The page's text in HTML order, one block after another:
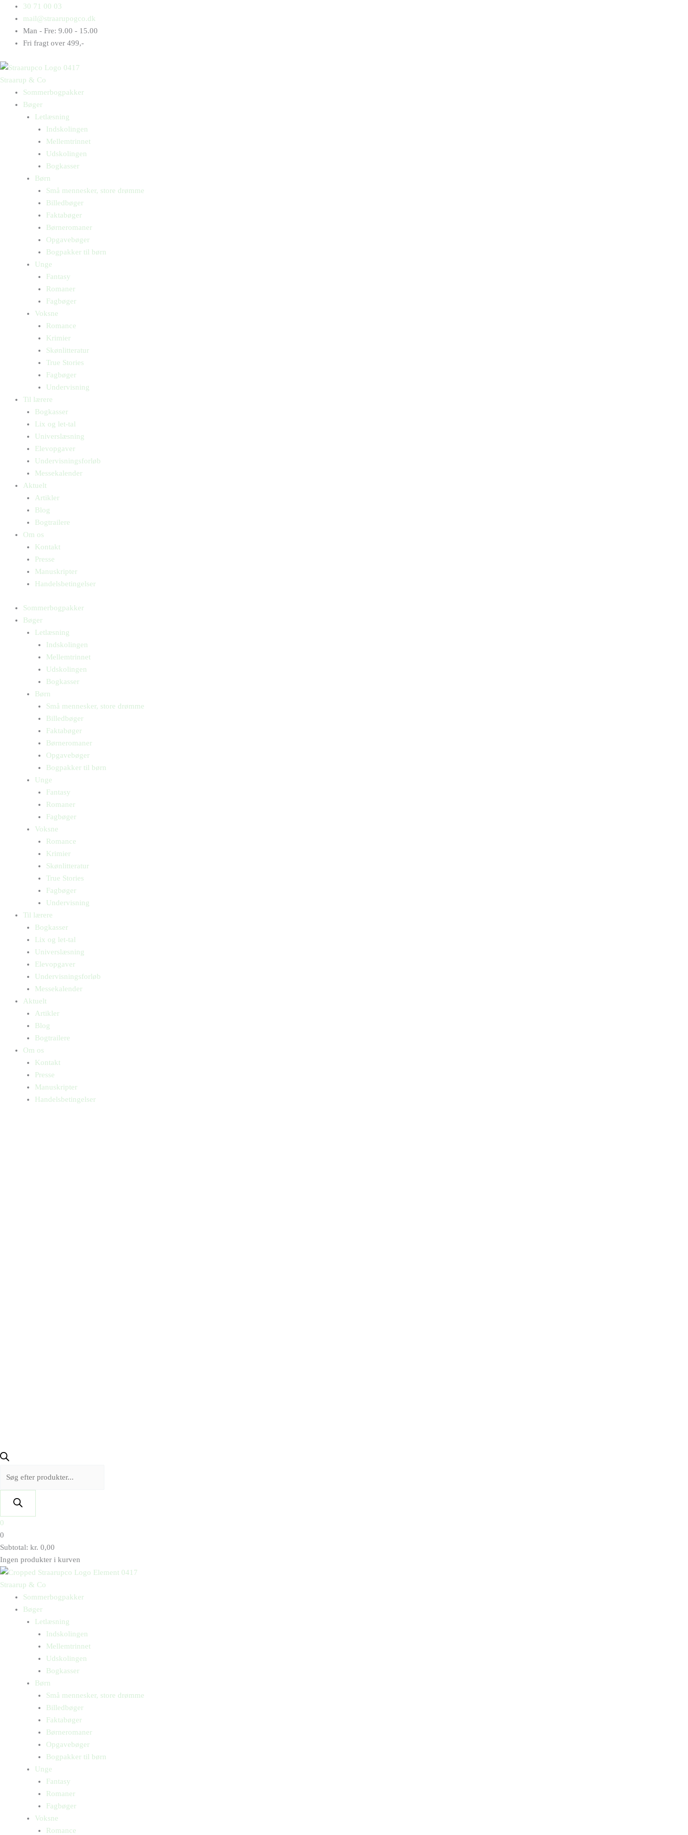
indholdet
30 71 00 03
mail@straarupogco.dk
Man - Fre: 9.00 - 15.00
Fri fragt over 499,-
Straarup & Co
Sommerbogpakker
Bøger
Letlæsning
Indskolingen
Mellemtrinnet
Udskolingen
Bogkasser
Børn
Små mennesker, store drømme
Billedbøger
Faktabøger
Børneromaner
Opgavebøger
Bogpakker til børn
Unge
Fantasy
Romaner
Fagbøger
Voksne
Romance
Krimier
Skønlitteratur
True Stories
Fagbøger
Undervisning
Til lærere
Bogkasser
Lix og let-tal
Universlæsning
Elevopgaver
Undervisningsforløb
Messekalender
Aktuelt
Artikler
Blog
Bogtrailere
Om os
Kontakt
Presse
Manuskripter
Handelsbetingelser
Sommerbogpakker
Bøger
Letlæsning
Indskolingen
Mellemtrinnet
Udskolingen
Bogkasser
Børn
Små mennesker, store drømme
Billedbøger
Faktabøger
Børneromaner
Opgavebøger
Bogpakker til børn
Unge
Fantasy
Romaner
Fagbøger
Voksne
Romance
Krimier
Skønlitteratur
True Stories
Fagbøger
Undervisning
Til lærere
Bogkasser
Lix og let-tal
Universlæsning
Elevopgaver
Undervisningsforløb
Messekalender
Aktuelt
Artikler
Blog
Bogtrailere
Om os
Kontakt
Presse
Manuskripter
Handelsbetingelser
Products
search
0
0
Subtotal: kr. 0,00
Ingen produkter i kurven
Straarup & Co
Sommerbogpakker
Bøger
Letlæsning
Indskolingen
Mellemtrinnet
Udskolingen
Bogkasser
Børn
Små mennesker, store drømme
Billedbøger
Faktabøger
Børneromaner
Opgavebøger
Bogpakker til børn
Unge
Fantasy
Romaner
Fagbøger
Voksne
Romance
Products
search
banen